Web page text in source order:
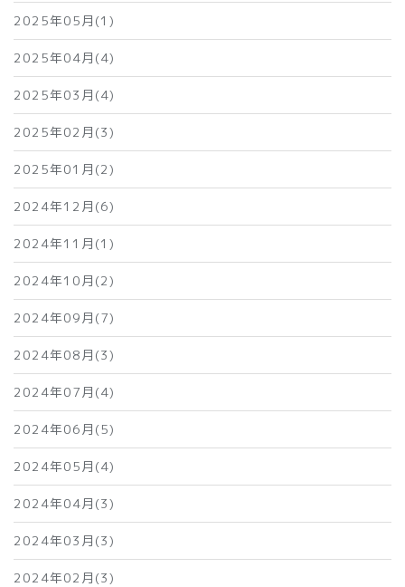
2025年05月(1)
2025年04月(4)
2025年03月(4)
2025年02月(3)
2025年01月(2)
2024年12月(6)
2024年11月(1)
2024年10月(2)
2024年09月(7)
2024年08月(3)
2024年07月(4)
2024年06月(5)
2024年05月(4)
2024年04月(3)
2024年03月(3)
2024年02月(3)